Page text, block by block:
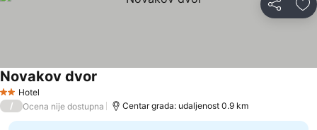
Deli
2 Zvezdice
Hotel
Novakov dvor
/ Ocena nije dostupna Centar grada: udaljenost 0.9 km